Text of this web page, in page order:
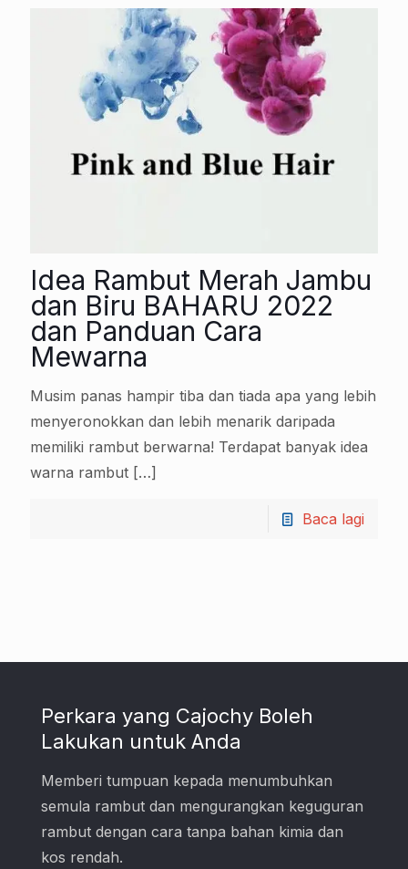
Idea Rambut Merah Jambu
dan Biru BAHARU 2022
dan Panduan Cara
Mewarna
Musim panas hampir tiba dan tiada apa yang lebih
menyeronokkan dan lebih menarik daripada
memiliki rambut berwarna! Terdapat banyak idea
warna rambut […]
Baca lagi
Perkara yang Cajochy Boleh
Lakukan untuk Anda
Memberi tumpuan kepada menumbuhkan
semula rambut dan mengurangkan keguguran
rambut dengan cara tanpa bahan kimia dan
kos rendah.